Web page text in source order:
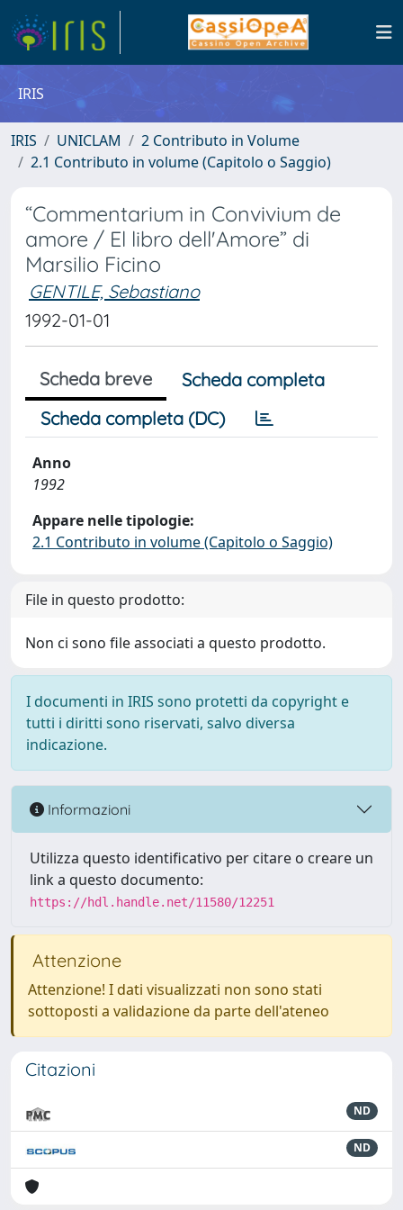
IRIS
IRIS UNICLAM
2 Contributo in Volume
2.1 Contributo in volume (Capitolo o Saggio)
“Commentarium in Convivium de
amore / El libro dell'Amore” di
Marsilio Ficino
GENTILE, Sebastiano
1992-01-01
Scheda breve
Scheda completa
Scheda completa (DC)
Anno
1992
Appare nelle tipologie:
2.1 Contributo in volume (Capitolo o Saggio)
File in questo prodotto:
Non ci sono file associati a questo prodotto.
I documenti in IRIS sono protetti da copyright e
tutti i diritti sono riservati, salvo diversa
indicazione.
Informazioni
Utilizza questo identificativo per citare o creare un
link a questo documento:
https://hdl.handle.net/11580/12251
Attenzione
Attenzione! I dati visualizzati non sono stati
sottoposti a validazione da parte dell'ateneo
Citazioni
ND
ND